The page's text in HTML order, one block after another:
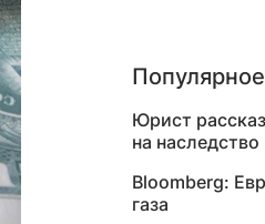
Юрист
на наследство
Bloomberg:
газа